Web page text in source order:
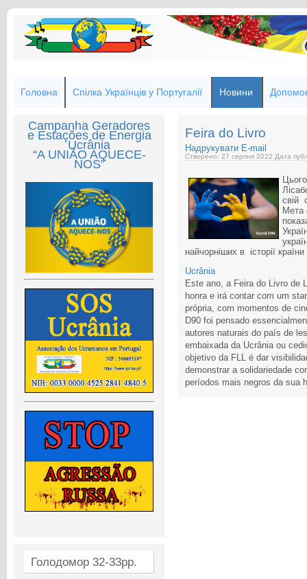
Головна Спілка Українців у Португалії Новини
Campanha Geradores
e Estações de Energia
Ucrânia
“A UNIÃO AQUECE-
NOS”
Голодомор 32-33рр.
Feira do Livro
Надрукувати E-mail
Створено: 27 серпня 2022 Дата
свій
Мета
найчорніших в історії країни
Ucrânia
Este ano, a Feira do Livro de
honra e irá contar com um
própria, com momentos de
D90 foi pensado
autores naturais do país de
embaixada da Ucrânia ou
objetivo da FLL é dar
demonstrar a solidariedade
períodos mais negros da sua